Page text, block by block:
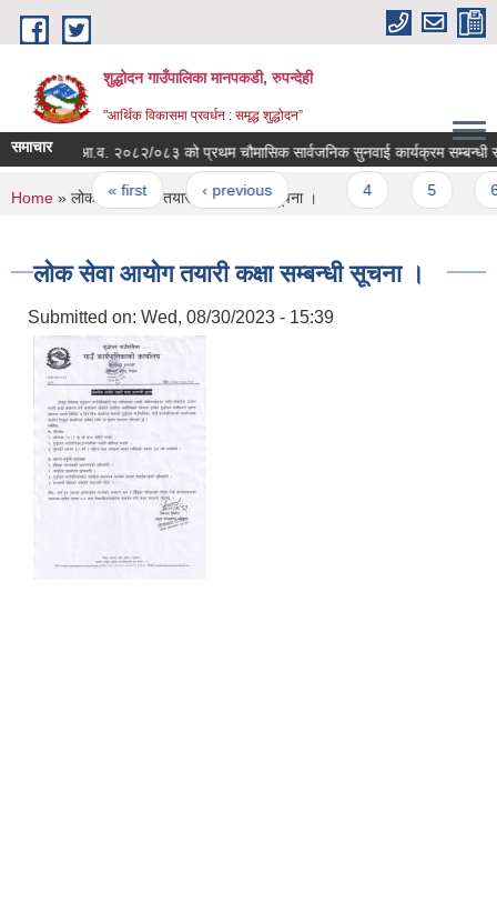
Skip to main content
शुद्धोदन गाउँपालिका मानपकडी, रुपन्देही
"आर्थिक विकासमा प्रवर्धन : समृद्ध शुद्धोदन”
समाचारआ.व. २०८२/०८३ को प्रथम चौमासिक सार्वजनिक सुनवाई कार्यक्रम सम्बन्धी सूचना
Pages
« first ‹ previous …
You are here
Home » लोक सेवा आयोग तयारी कक्षा सम्बन्धी सूचना ।
लोक सेवा आयोग तयारी कक्षा सम्बन्धी सूचना ।
Submitted on: Wed, 08/30/2023 - 15:39